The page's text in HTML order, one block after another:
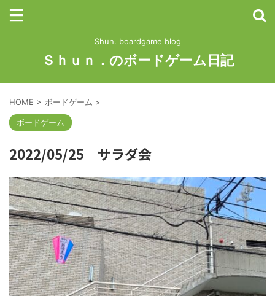
Shun. boardgame blog
Ｓｈｕｎ．のボードゲーム日記
HOME > ボードゲーム >
ボードゲーム
2022/05/25 サラダ会